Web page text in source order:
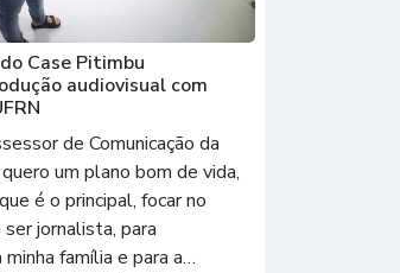
Case Pitimbu
audiovisual com
de Comunicação da
um plano bom de vida,
é o principal, focar no
jornalista, para
família e para a